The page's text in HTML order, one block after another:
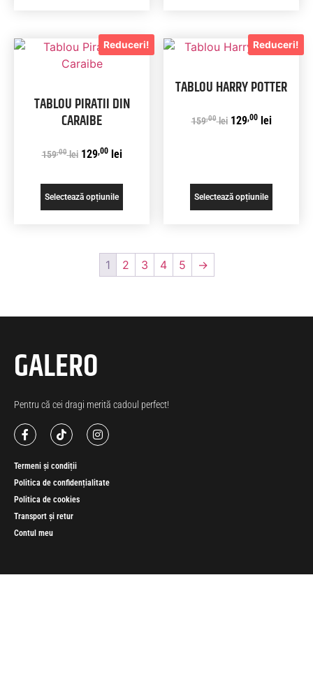
Reduceri!
TABLOU PIRATII DIN
CARAIBE
159,00 lei 129,00 lei
Selectează opțiunile
Reduceri!
TABLOU HARRY POTTER
159,00 lei 129,00 lei
Selectează opțiunile
1 2 3 4 5 →
GALERO
Pentru că cei dragi merită cadoul perfect!
Termeni și condiții
Politica de confidențialitate
Politica de cookies
Transport și retur
Contul meu